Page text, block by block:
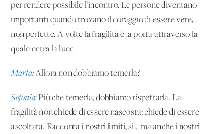
per rendere possibile l’incontro. Le persone diventano
importanti quando trovano il coraggio di essere vere,
non perfette. A volte la fragilità è la porta attraverso la
quale entra la luce.
Marta: Allora non dobbiamo temerla?
Sofonia:Più che temerla, dobbiamo rispettarla. La
fragilità non chiede di essere nascosta; chiede di essere
ascoltata. Racconta i nostri limiti, sì… ma anche i nostri